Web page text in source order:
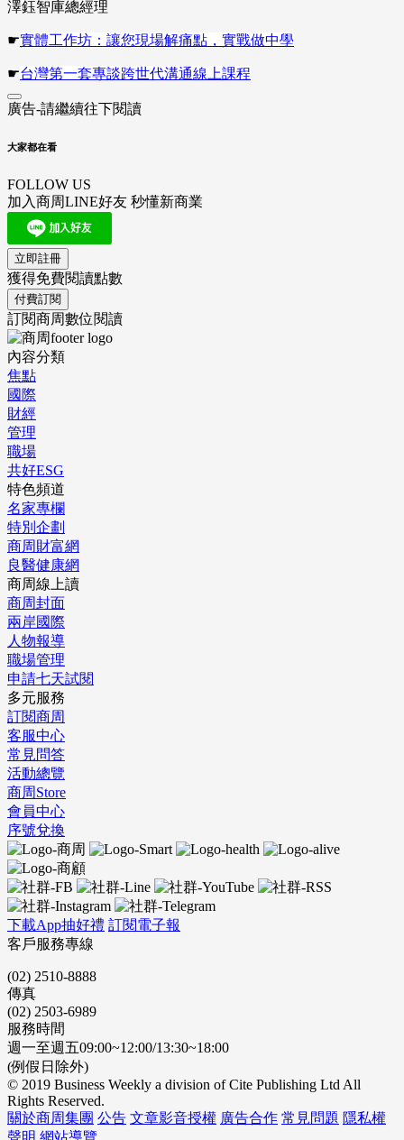
澤鈺智庫總經理
☛實體工作坊：讓您現場解痛點，實戰做中學
☛台灣第一套專談跨世代溝通線上課程
廣告-請繼續往下閱讀
大家都在看
FOLLOW US
加入商周LINE好友 秒懂新商業
立即註冊
獲得免費閱讀點數
付費訂閱
訂閱商周數位閱讀
內容分類
焦點
國際
財經
管理
職場
共好ESG
特色頻道
名家專欄
特別企劃
商周財富網
良醫健康網
商周線上讀
商周封面
兩岸國際
人物報導
職場管理
申請七天試閱
多元服務
訂閱商周
客服中心
常見問答
活動總覽
商周Store
會員中心
序號兌換
下載App抽好禮 訂閱電子報
客戶服務專線
(02) 2510-8888
傳真
(02) 2503-6989
服務時間
週一至週五09:00~12:00/13:30~18:00
(例假日除外)
© 2019 Business Weekly a division of Cite Publishing Ltd All
Rights Reserved.
關於商周集團 公告 文章影音授權 廣告合作 常見問題 隱私權
聲明 網站導覽